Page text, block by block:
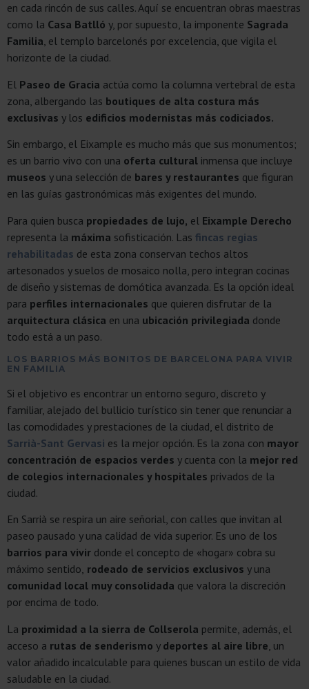
en cada rincón de sus calles. Aquí se encuentran obras maestras
como la Casa Batlló y, por supuesto, la imponente Sagrada
Familia, el templo barcelonés por excelencia, que vigila el
horizonte de la ciudad.
El Paseo de Gracia actúa como la columna vertebral de esta
zona, albergando las boutiques de alta costura más
exclusivas y los edificios modernistas más codiciados.
Sin embargo, el Eixample es mucho más que sus monumentos;
es un barrio vivo con una oferta cultural inmensa que incluye
museos y una selección de bares y restaurantes que figuran
en las guías gastronómicas más exigentes del mundo.
Para quien busca propiedades de lujo, el Eixample Derecho
representa la máxima sofisticación. Las fincas regias
rehabilitadas de esta zona conservan techos altos
artesonados y suelos de mosaico nolla, pero integran cocinas
de diseño y sistemas de domótica avanzada. Es la opción ideal
para perfiles internacionales que quieren disfrutar de la
arquitectura clásica en una ubicación privilegiada donde
todo está a un paso.
LOS BARRIOS MÁS BONITOS DE BARCELONA PARA VIVIR
EN FAMILIA
Si el objetivo es encontrar un entorno seguro, discreto y
familiar, alejado del bullicio turístico sin tener que renunciar a
las comodidades y prestaciones de la ciudad, el distrito de
Sarrià-Sant Gervasi es la mejor opción. Es la zona con mayor
concentración de espacios verdes y cuenta con la mejor red
de colegios internacionales y hospitales privados de la
ciudad.
En Sarrià se respira un aire señorial, con calles que invitan al
paseo pausado y una calidad de vida superior. Es uno de los
barrios para vivir donde el concepto de «hogar» cobra su
máximo sentido, rodeado de servicios exclusivos y una
comunidad local muy consolidada que valora la discreción
por encima de todo.
La proximidad a la sierra de Collserola permite, además, el
acceso a rutas de senderismo y deportes al aire libre , un
valor añadido incalculable para quienes buscan un estilo de vida
saludable en la ciudad.